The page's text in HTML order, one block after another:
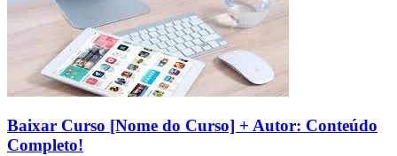
Baixar Curso [Nome do Curso] + Autor: Conteúdo
Completo!